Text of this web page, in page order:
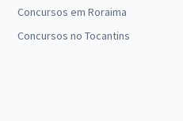
Concursos em Roraima
Concursos no Tocantins